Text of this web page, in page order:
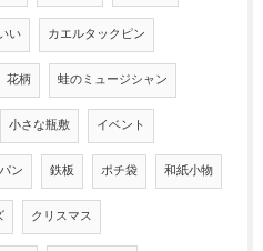
い カエルタックピン
花柄 蛙のミュージシャン
小さな瓶敷 イベント
ン 鉄板 ポチ袋 和紙小物
クリスマス